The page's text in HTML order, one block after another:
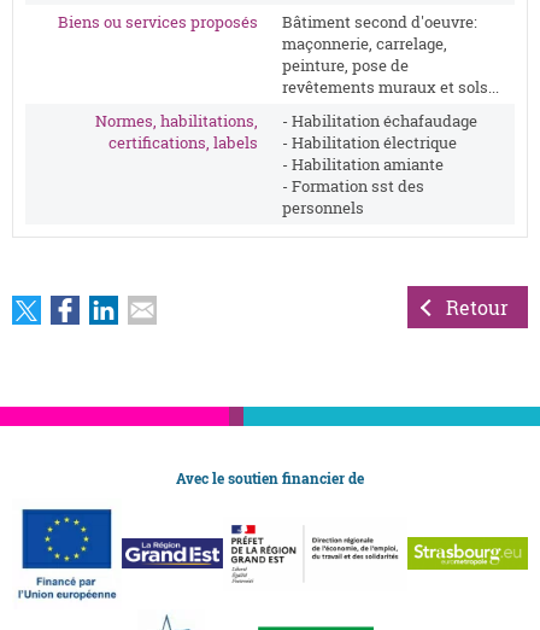
Biens ou services proposés
Bâtiment second d'oeuvre:
maçonnerie, carrelage,
peinture, pose de
revêtements muraux et sols...
Normes, habilitations,
certifications, labels
- Habilitation échafaudage
- Habilitation électrique
- Habilitation amiante
- Formation sst des
personnels
Retour
Avec le soutien financier de